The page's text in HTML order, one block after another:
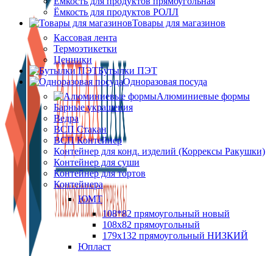
Ёмкость для продуктов РОЛЛ
Товары для магазинов
Кассовая лента
Термоэтикетки
Ценники
Бутылки ПЭТ
Одноразовая посуда
Алюминиевые формы
Барные украшения
Ведра
ВСП Стакан
ВСП Контейнер
Контейнер для конд. изделий (Коррексы Ракушки)
Контейнер для суши
Контейнер для тортов
Контейнера
ЮМТ
108*82 прямоугольный новый
108х82 прямоугольный
179х132 прямоугольный НИЗКИЙ
Юпласт